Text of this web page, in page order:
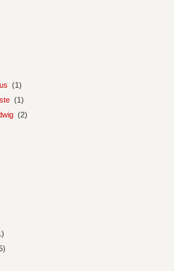
(1)
(1)
(2)